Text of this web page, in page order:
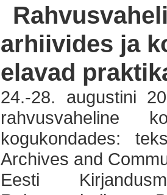
arhiivides ja
elavad
24.-28. augustini
rahvusvaheline
kogukondades:
Archives and
Eesti